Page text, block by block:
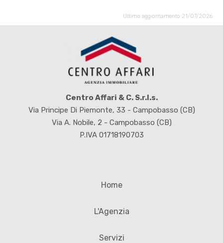
Ultimo aggiornamento 21/07/2026
Centro Affari & C. S.r.l.s.
Via Principe Di Piemonte, 33 - Campobasso (CB)
Via A. Nobile, 2 - Campobasso (CB)
P.IVA 01718190703
Home
L'Agenzia
Servizi